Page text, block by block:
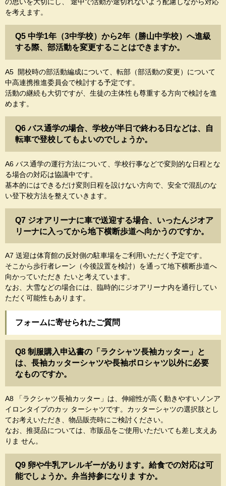
を考えます。
Q5 中学1年（3中学校）から2年（勝山中学校）へ進級
する際、部活動を変更することはできますか。
A5 開校時の部活動編成について、転部（部活動の変更）について
中高連携推進委員会で検討する予定です。
活動の継続も大切ですが、生徒の主体性も尊重する方向で検討を進
めます。
Q6 バス通学の場合、学校が半日で終わる日などは、自
転車で登校してもよいのでしょうか。
A6 バス通学の運行方法について、学校行事などで変則的な日程とな
る場合の対応は協議中です。
基本的にはできるだけ変則日程を設けない方向で、安全で混乱のな
い登下校方法を整えていきます。
Q7 ジオアリーナに車で送迎する場合、いったんジオア
リーナに入ってから地下横断歩道へ向かうのですか。
A7 送迎は体育館の反対側の駐車場をご利用いただく予定です。
そこから歩行者レーン（今後設置を検討）を通って地下横断歩道へ
向かっていただき たいと考えています。
なお、大雪などの場合には、臨時的にジオアリーナ内を通行してい
ただく可能性もあります。
フォームに寄せられたご質問
Q8 制服購入申込書の「ラクシャツ長袖カッター」と
は、長袖カッターシャツや長袖ポロシャツ以外に必要
なものですか。
A8 「ラクシャツ長袖カッター」は、伸縮性が高く動きやすいノンア
イロンタイプのカッ ターシャツです。カッターシャツの選択肢とし
てお考えいただき、物品販売時にご検討ください。
なお、推奨品については、市販品をご使用いただいても差し支えあ
りま せん。
Q9 卵や牛乳アレルギーがあります。給食での対応は可
能でしょうか。弁当持参になりま すか。